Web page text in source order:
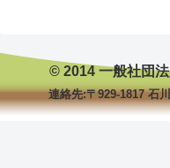
© 2014 一般社団
連絡先:〒929-1817 石